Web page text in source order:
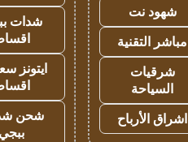
شهود نت
مباشر التقنية
شرقيات
السياحة
اشراق الأرباح
شدات
ايتونز
شحن
ببجي